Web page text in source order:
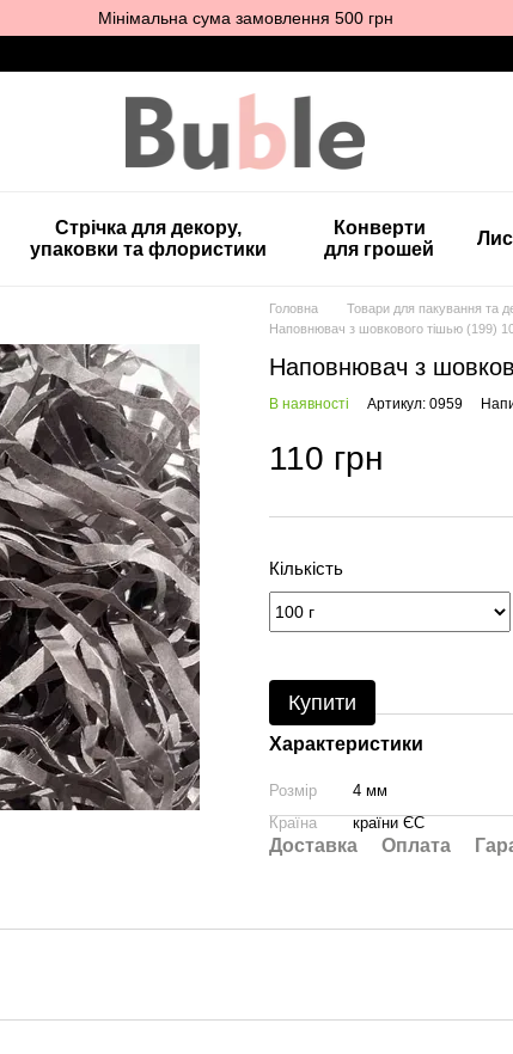
Мінімальна сума замовлення 500 грн
Стрічка для декору,
упаковки та флористики
Конверти
для грошей
Головна Товари для пакування та
Наповнювач з шовкового тішью (199)
Наповнювач з
В наявності Артикул: 0959
110 грн
Кількість
Купити
Характеристики
Розмір
4 мм
Країна
країни ЄС
Доставка Оплата